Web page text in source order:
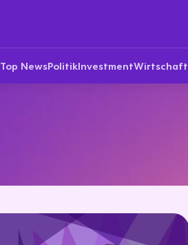
Top NewsPolitikInvestmentWirtschaft